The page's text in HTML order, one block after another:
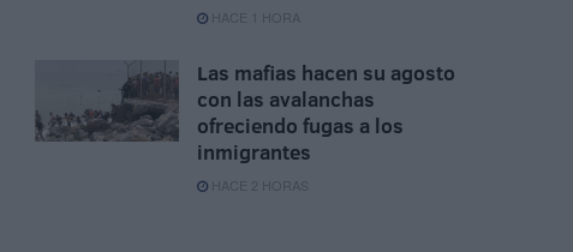
HACE 1 HORA
Las mafias hacen su agosto
con las avalanchas
ofreciendo fugas a los
inmigrantes
HACE 2 HORAS